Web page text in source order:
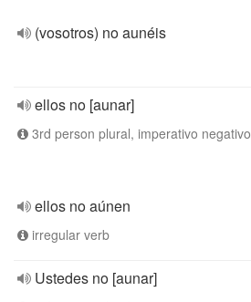
(vosotros) no aunéis
ellos no [aunar]
3rd person plural, imperativo negativo
ellos no aúnen
irregular verb
Ustedes no [aunar]